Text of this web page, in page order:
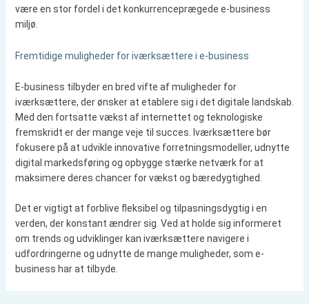
være en stor fordel i det konkurrenceprægede e-business
miljø.
Fremtidige muligheder for iværksættere i e-business
E-business tilbyder en bred vifte af muligheder for
iværksættere, der ønsker at etablere sig i det digitale landskab.
Med den fortsatte vækst af internettet og teknologiske
fremskridt er der mange veje til succes. Iværksættere bør
fokusere på at udvikle innovative forretningsmodeller, udnytte
digital markedsføring og opbygge stærke netværk for at
maksimere deres chancer for vækst og bæredygtighed.
Det er vigtigt at forblive fleksibel og tilpasningsdygtig i en
verden, der konstant ændrer sig. Ved at holde sig informeret
om trends og udviklinger kan iværksættere navigere i
udfordringerne og udnytte de mange muligheder, som e-
business har at tilbyde.